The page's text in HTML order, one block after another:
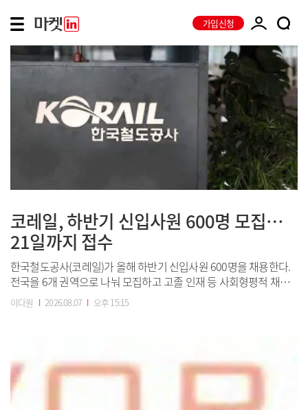
가입신청
코레일, 하반기 신입사원 600명 모집…
21일까지 접수
한국철도공사(코레일)가 올해 하반기 신입사원 600명을 채용한다.
전국을 6개 권역으로 나눠 모집하고 고졸 인재 등 사회형평적 채용
도 확대한다.한국철도공사(코레일) 대전 본사 전경. (사진=코레일)코
레일은 하반기 신입사원 600명에 대한 채용 절차를 진행한다고 7일
이다원 I 2026.08.07 I 오후 15:15